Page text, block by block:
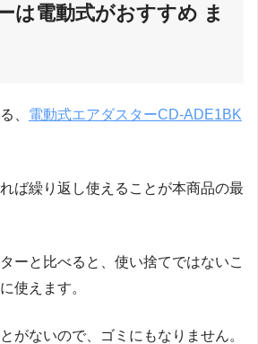
は電動式がおすすめ ま
、 電動式エアダスターCD-ADE1BK
ば繰り返し使えることが本商品の最
ーと比べると、使い捨てではないこ
使えます。
がないので、ゴミにもなりません。